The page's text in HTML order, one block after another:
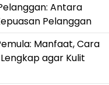
Antara
Pelanggan
Manfaat, Cara
agar Kulit